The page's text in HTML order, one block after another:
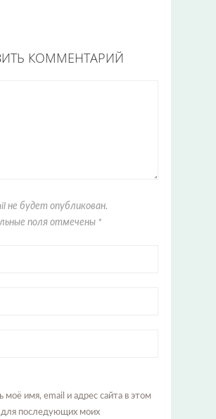
КОММЕНТАРИЙ
не будет опубликован.
поля отмечены *
моё имя, email и адрес сайта в этом
для последующих моих